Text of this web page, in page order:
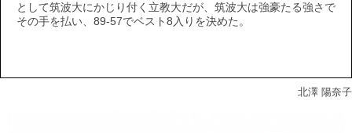
として筑波大にかじり付く立教大だが、筑波大は強豪たる強さで
その手を払い、89-57でベスト8入りを決めた。
北澤 陽奈子